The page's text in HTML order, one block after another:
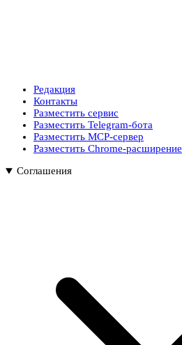
Редакция
Контакты
Разместить сервис
Разместить Telegram-бота
Разместить MCP-сервер
Разместить Chrome-расширение
Соглашения